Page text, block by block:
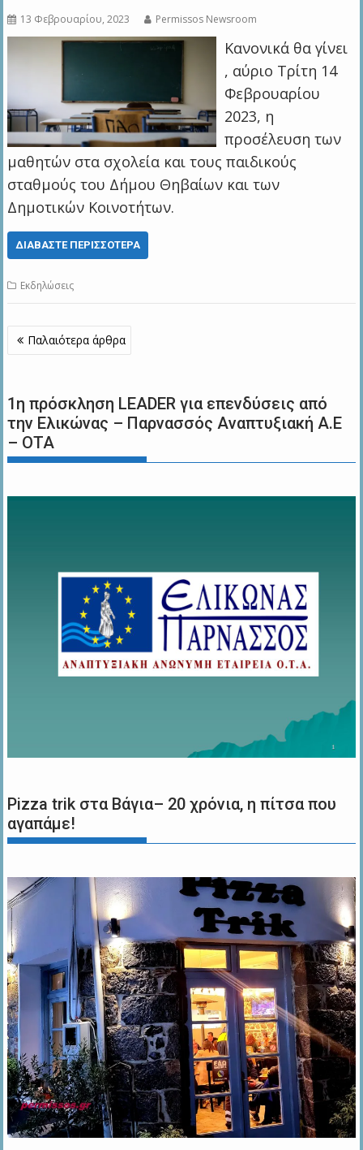
13 Φεβρουαρίου, 2023 Permissos Newsroom
Κανονικά θα γίνει
, αύριο Τρίτη 14
Φεβρουαρίου
2023, η
προσέλευση των
μαθητών στα σχολεία και τους παιδικούς
σταθμούς του Δήμου Θηβαίων και των
Δημοτικών Κοινοτήτων.
ΔΙΑΒΆΣΤΕ ΠΕΡΙΣΣΌΤΕΡΑ
Εκδηλώσεις
Πλοήγηση
άρθρων
Παλαιότερα άρθρα
1η πρόσκληση LEADER για επενδύσεις από
την Ελικώνας – Παρνασσός Αναπτυξιακή Α.Ε
– ΟΤΑ
Pizza trik στα Βάγια– 20 χρόνια, η πίτσα που
αγαπάμε!